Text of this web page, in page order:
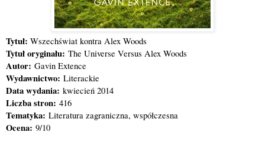
Tytuł: Wszechświat kontra Alex Woods
Tytuł oryginału: The Universe Versus Alex Woods
Autor: Gavin Extence
Wydawnictwo: Literackie
Data wydania: kwiecień 2014
Liczba stron: 416
Tematyka: Literatura zagraniczna, współczesna
Ocena: 9/10